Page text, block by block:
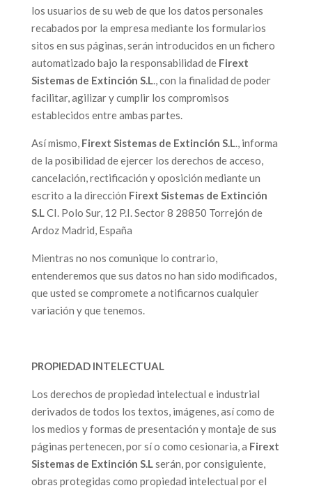
los usuarios de su web de que los datos personales
recabados por la empresa mediante los formularios
sitos en sus páginas, serán introducidos en un fichero
automatizado bajo la responsabilidad de Firext
Sistemas de Extinción S.L., con la finalidad de poder
facilitar, agilizar y cumplir los compromisos
establecidos entre ambas partes.
Así mismo, Firext Sistemas de Extinción S.L., informa
de la posibilidad de ejercer los derechos de acceso,
cancelación, rectificación y oposición mediante un
escrito a la dirección Firext Sistemas de Extinción
S.LCI. Polo Sur, 12 P.I. Sector 8 28850 Torrejón de
Ardoz Madrid, España
Mientras no nos comunique lo contrario,
entenderemos que sus datos no han sido modificados,
que usted se compromete a notificarnos cualquier
variación y que tenemos.
PROPIEDAD INTELECTUAL
Los derechos de propiedad intelectual e industrial
derivados de todos los textos, imágenes, así como de
los medios y formas de presentación y montaje de sus
páginas pertenecen, por sí o como cesionaria, a Firext
Sistemas de Extinción S.Lserán, por consiguiente,
obras protegidas como propiedad intelectual por el